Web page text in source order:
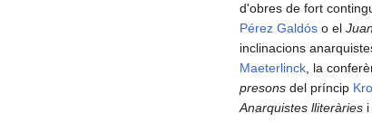
d'obres de fort
Pérez Galdós o el
inclinacions
Maeterlinck , la
presons del príncip
Anarquistes lliteràries i